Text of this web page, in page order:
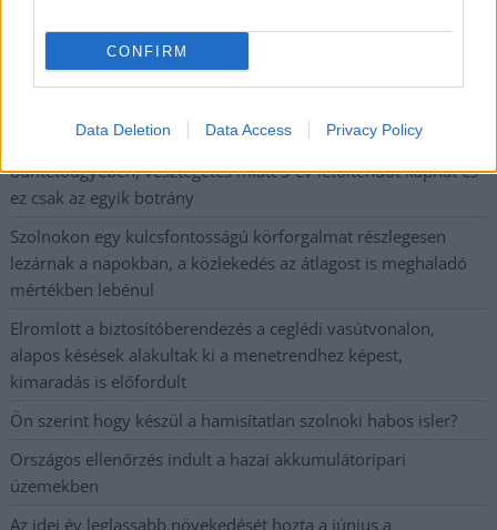
CONFIRM
Data Deletion Data Access Privacy Policy
Problémák egész Jász-Nagykun-Szolnok megyében: egyre
Már magasabb szinten is nyomoznak Szijjártó
büntetőügyében, vesztegetés miatt 3 év letöltendőt kaphat és
ez csak az egyik botrány
Szolnokon egy kulcsfontosságú körforgalmat részlegesen
lezárnak a napokban, a közlekedés az átlagost is meghaladó
mértékben lebénul
Elromlott a biztosítóberendezés a ceglédi vasútvonalon,
alapos késések alakultak ki a menetrendhez képest,
kimaradás is előfordult
Ön szerint hogy készül a hamisítatlan szolnoki habos isler?
Országos ellenőrzés indult a hazai akkumulátoripari
üzemekben
Az idei év leglassabb növekedését hozta a június a